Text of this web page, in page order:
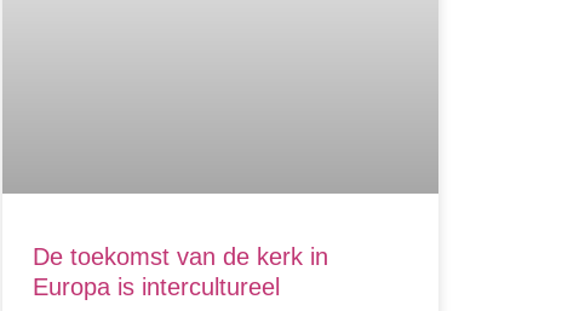
De toekomst van de kerk in
Europa is intercultureel